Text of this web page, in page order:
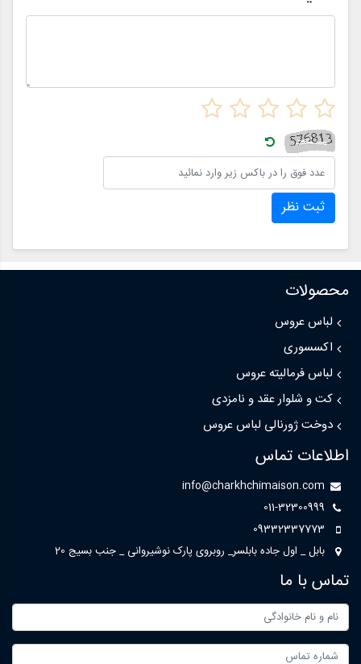
ثبت نظر
محصولات
لباس عروس
اکسسوری
لباس فرمالیته عروس
کت و شلوار عقد و نامزدی
دوخت ژورنالی لباس عروس
اطلاعات تماس
info@charkhchimaison.com
011-32300999
09332337773
بابل _ اول جاده بابلسر_ روبروی پارک نوشیروانی _ جنب بسیج 20
تماس با ما